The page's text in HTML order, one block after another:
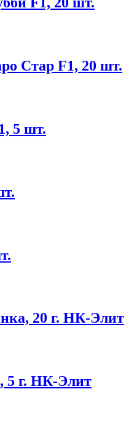
Стар F1, 20 шт.
5 шт.
20 г. НК-Элит
5 г. НК-Элит